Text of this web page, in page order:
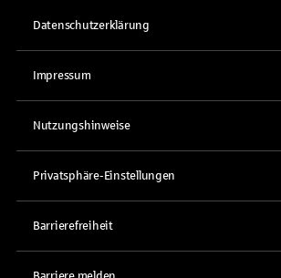
Datenschutzerklärung
Impressum
Nutzungshinweise
Privatsphäre-Einstellungen
Barrierefreiheit